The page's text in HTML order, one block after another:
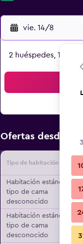
vie. 14/8
2 huéspedes, 1
Ofertas desde
Tipo de habitación
Habitación estándar,
tipo de cama
desconocido
Habitación estándar,
tipo de cama
desconocido
L
3